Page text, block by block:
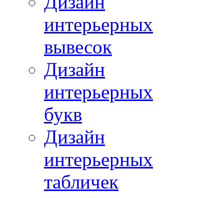
интерьерных
вывесок
Дизайн
интерьерных
букв
Дизайн
интерьерных
табличек